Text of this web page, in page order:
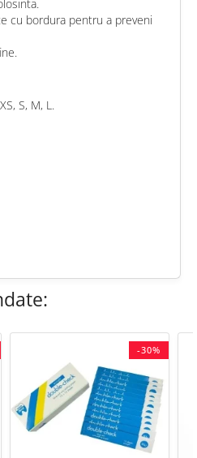
cu bordura pentru a preveni
S, M, L.
-30%